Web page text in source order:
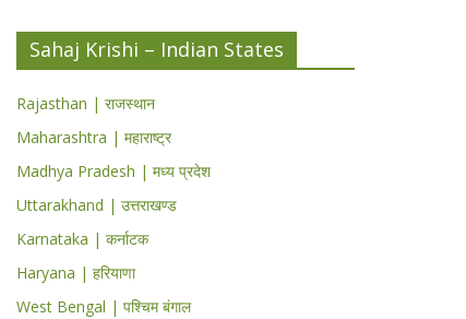
Sahaj Krishi – Indian States
Rajasthan | राजस्थान
Maharashtra | महाराष्ट्र
Madhya Pradesh | मध्य प्रदेश
Uttarakhand | उत्तराखण्ड
Karnataka | कर्नाटक
Haryana | हरियाणा
West Bengal | पश्चिम बंगाल